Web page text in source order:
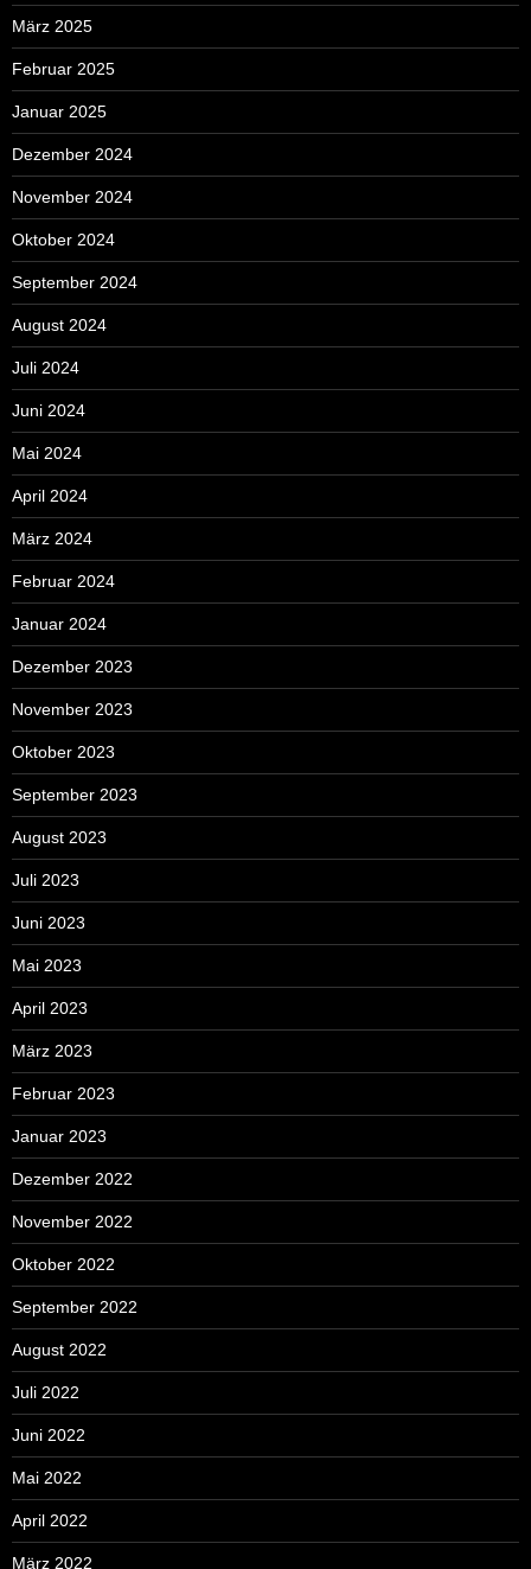
März 2025
Februar 2025
Januar 2025
Dezember 2024
November 2024
Oktober 2024
September 2024
August 2024
Juli 2024
Juni 2024
Mai 2024
April 2024
März 2024
Februar 2024
Januar 2024
Dezember 2023
November 2023
Oktober 2023
September 2023
August 2023
Juli 2023
Juni 2023
Mai 2023
April 2023
März 2023
Februar 2023
Januar 2023
Dezember 2022
November 2022
Oktober 2022
September 2022
August 2022
Juli 2022
Juni 2022
Mai 2022
April 2022
März 2022